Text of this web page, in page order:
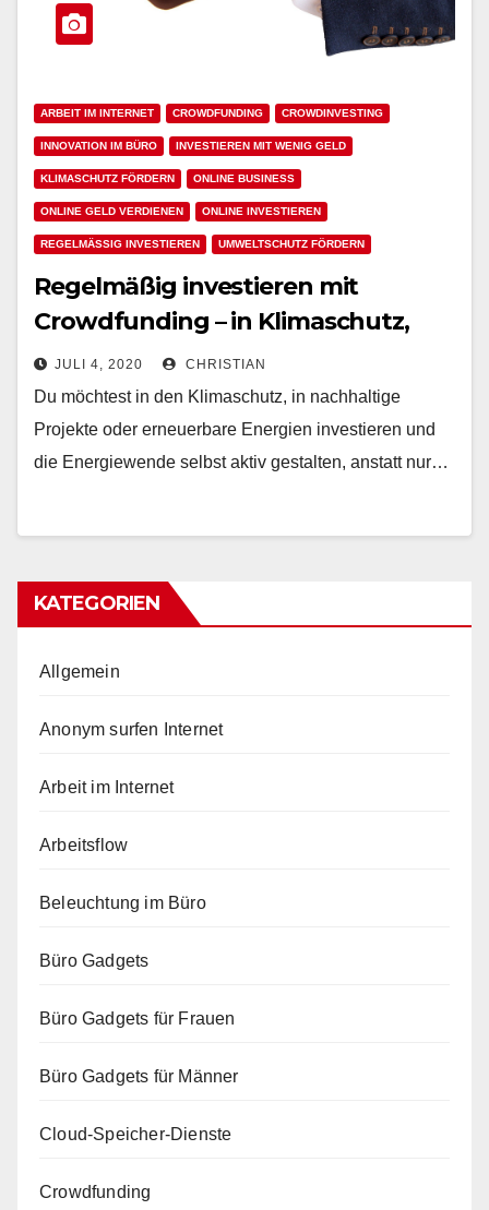
ARBEIT IM INTERNET CROWDFUNDING CROWDINVESTING
INNOVATION IM BÜRO INVESTIEREN MIT WENIG GELD
KLIMASCHUTZ FÖRDERN ONLINE BUSINESS
ONLINE GELD VERDIENEN ONLINE INVESTIEREN
REGELMÄSSIG INVESTIEREN UMWELTSCHUTZ FÖRDERN
Regelmäßig investieren mit
Crowdfunding – in Klimaschutz,
erneuerbare Energien sowie
nachhaltige Projekte
JULI 4, 2020 CHRISTIAN
Du möchtest in den Klimaschutz, in nachhaltige
Projekte oder erneuerbare Energien investieren und
die Energiewende selbst aktiv gestalten, anstatt nur…
KATEGORIEN
Allgemein
Anonym surfen Internet
Arbeit im Internet
Arbeitsflow
Beleuchtung im Büro
Büro Gadgets
Büro Gadgets für Frauen
Büro Gadgets für Männer
Cloud-Speicher-Dienste
Crowdfunding